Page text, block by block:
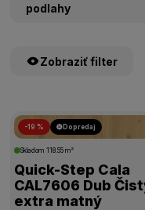
podlahy
Zobraziť filter
ŠTÍTKY PRODUKTOV
CENA
-19 % Dopredaj
Skladom118.55 m²
Quick-Step Cala
CAL7606 Dub
extra matný